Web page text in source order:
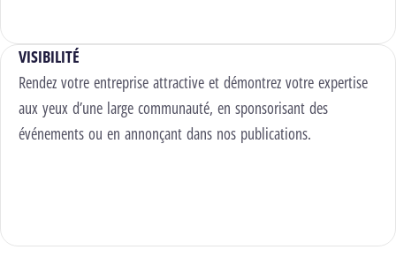
VISIBILITÉ
Rendez votre entreprise attractive et démontrez votre expertise
aux yeux d’une large communauté, en sponsorisant des
événements ou en annonçant dans nos publications.